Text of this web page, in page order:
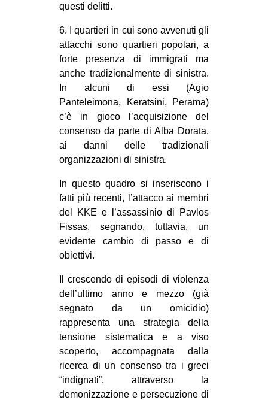
questi delitti.
6. I quartieri in cui sono avvenuti gli
attacchi sono quartieri popolari, a
forte presenza di immigrati ma
anche tradizionalmente di sinistra.
In alcuni di essi (Agio
Panteleimona, Keratsini, Perama)
c’è in gioco l’acquisizione del
consenso da parte di Alba Dorata,
ai danni delle tradizionali
organizzazioni di sinistra.
In questo quadro si inseriscono i
fatti più recenti, l’attacco ai membri
del KKE e l’assassinio di Pavlos
Fissas, segnando, tuttavia, un
evidente cambio di passo e di
obiettivi.
Il crescendo di episodi di violenza
dell’ultimo anno e mezzo (già
segnato da un omicidio)
rappresenta una strategia della
tensione sistematica e a viso
scoperto, accompagnata dalla
ricerca di un consenso tra i greci
“indignati”, attraverso la
demonizzazione e persecuzione di